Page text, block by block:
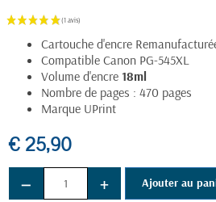
Cartouche d'encre
Compatible Canon PG-545XL
Volume d'encre 18ml
Nombre de pages : 470 pages
Marque UPrint
€ 25,90
− + Ajouter au